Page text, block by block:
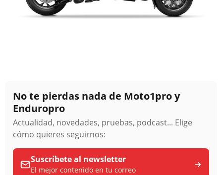
No te pierdas nada de Moto1pro y
Enduropro
Actualidad, novedades, pruebas, podcast... Elige
cómo quieres seguirnos:
Suscríbete al newsletter
El mejor contenido en tu correo